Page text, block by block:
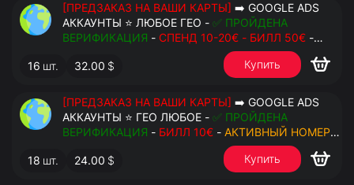
[ПРЕДЗАКАЗ НА ВАШИ КАРТЫ] ➡️ GOOGLE ADS
АККАУНТЫ ⭐ ЛЮБОЕ ГЕО - ✅ ПРОЙДЕНА
ВЕРИФИКАЦИЯ - СПЕНД 10-20€ - БИЛЛ 50€ -
АКТИВНЫЙ НОМЕР ДЛЯ ПОВТОРНЫХ СМС-
И РЕЗЕРВНЫЕ КОДЫ
- РУЧНОЙ ФАРМ -
РЕЗЕРВНАЯ ПОЧТА С ДОСТУПОМ - ПЕРЕДАЧА В
АНТИДЕТЕКТ
16 шт. 32.00 $ Купить
[ПРЕДЗАКАЗ НА ВАШИ КАРТЫ] ➡️ GOOGLE ADS
АККАУНТЫ ⭐ ГЕО ЛЮБОЕ - ✅ ПРОЙДЕНА
ВЕРИФИКАЦИЯ - БИЛЛ 10€ - АКТИВНЫЙ НОМЕР
2ФА И РЕЗЕРВНЫЕ КОДЫ
- РУЧНОЙ ФАРМ - РЕЗЕРВНАЯ ПОЧТА С
ДОСТУПОМ - ПЕРЕДАЧА В АНТИДЕТЕКТ
18 шт. 24.00 $ Купить